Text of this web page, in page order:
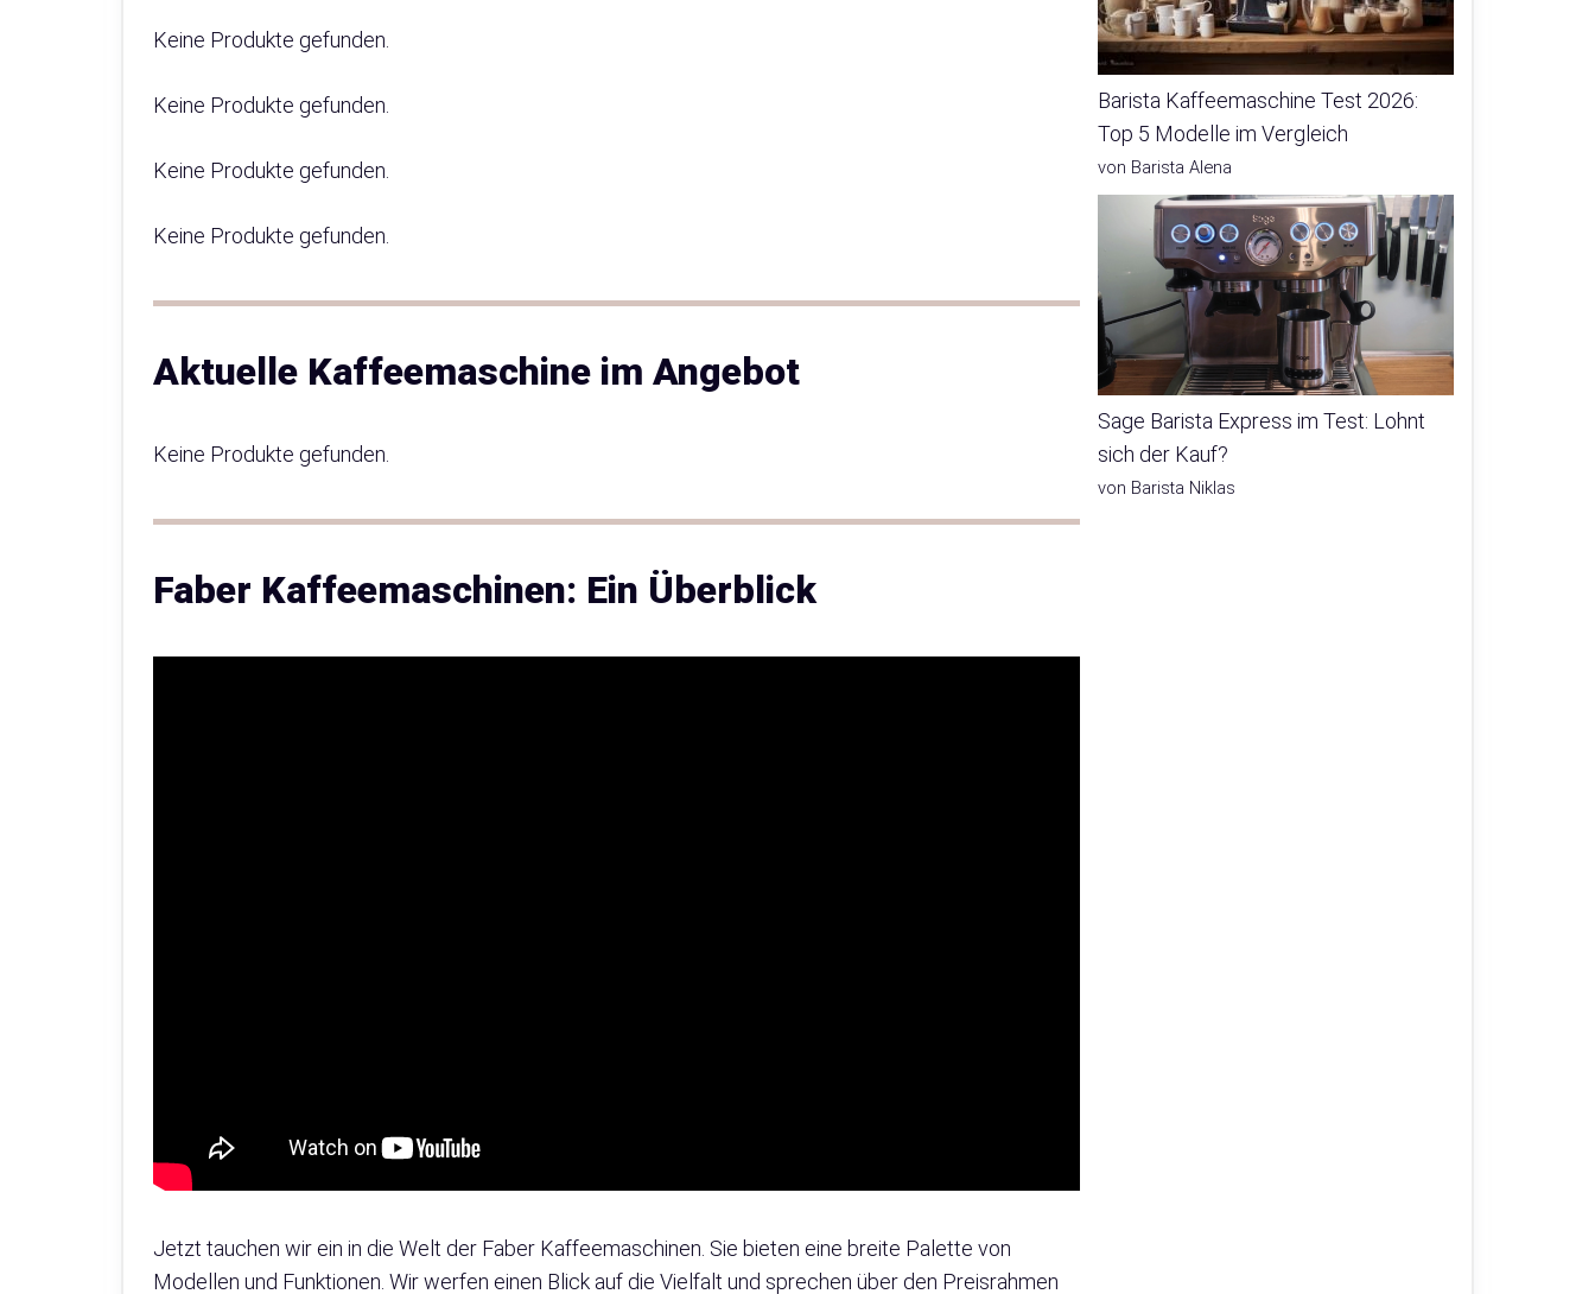
Keine Produkte gefunden.
Keine Produkte gefunden.
Keine Produkte gefunden.
Keine Produkte gefunden.
Aktuelle Kaffeemaschine im Angebot
Keine Produkte gefunden.
Faber Kaffeemaschinen: Ein Überblick
Jetzt tauchen wir ein in die Welt der Faber Kaffeemaschinen. Sie bieten eine breite Palette von
Modellen und Funktionen. Wir werfen einen Blick auf die Vielfalt und sprechen über den Preisrahmen
Barista Kaffeemaschine Test 2026:
Top 5 Modelle im Vergleich
von Barista Alena
Sage Barista Express im Test: Lohnt
sich der Kauf?
von Barista Niklas